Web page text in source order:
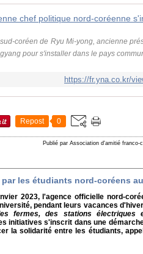
coréen de Ryu Mi-yong, ancienne
pour s'installer dans le pays
https://fr.yna.co.kr/
Repost 0
Publié par Association d'amitié franco-
les étudiants nord-coréens
2023, l'agence officielle nord-
pendant leurs vacances
fermes, des stations électriques
initiatives s'inscrit dans une
la solidarité entre les étudiants,